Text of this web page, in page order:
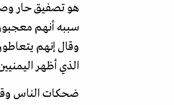
هو تصفيق حار
سببه أنهم
وقال إنهم
الذي أظهر
ضحكات الناس